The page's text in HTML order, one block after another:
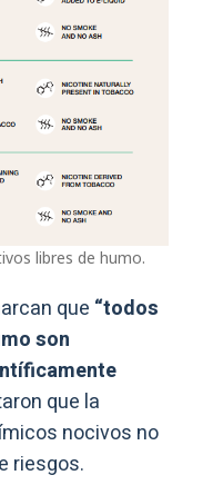
libres de humo.
que “todos
son
que la
nocivos no
riesgos.